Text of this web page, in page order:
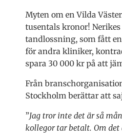
Myten om en Vilda
tusentals kronor!
tandlossning, som fått
för andra kliniker,
spara 30 000 kr på att
Från
Stockholm berättar att
”Jag tror inte det är så
kollegor tar betalt. Om